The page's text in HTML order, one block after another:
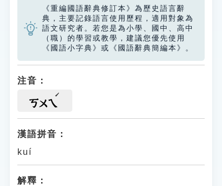
《重編國語辭典修訂本》為歷史語言辭
典，主要記錄語言使用歷程，適用對象為
語文研究者。若您是為小學、國中、高中
（職）的學習或教學，建議您優先使用
《國語小字典》或《國語辭典簡編本》。
注音：
ㄎㄨㄟ
漢語拼音：
kuí
解釋：